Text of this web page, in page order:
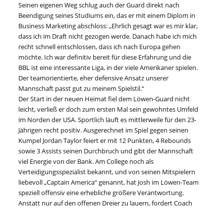
Seinen eigenen Weg schlug auch der Guard direkt nach
Beendigung seines Studiums ein, das er mit einem Diplom in
Business Marketing abschloss: „Ehrlich gesagt war es mir klar,
dass ich im Draft nicht gezogen werde. Danach habe ich mich
recht schnell entschlossen, dass ich nach Europa gehen
möchte. Ich war definitiv bereit für diese Erfahrung und die
BBL ist eine interessante Liga, in der viele Amerikaner spielen.
Der teamorientierte, eher defensive Ansatz unserer
Mannschaft passt gut zu meinem Spielstil.“
Der Start in der neuen Heimat fiel dem Löwen-Guard nicht
leicht, verließ er doch zum ersten Mal sein gewohntes Umfeld
im Norden der USA. Sportlich läuft es mittlerweile für den 23-
Jährigen recht positiv. Ausgerechnet im Spiel gegen seinen
Kumpel Jordan Taylor feiert er mit 12 Punkten, 4 Rebounds
sowie 3 Assists seinen Durchbruch und gibt der Mannschaft
viel Energie von der Bank. Am College noch als
Verteidigungsspezialist bekannt, und von seinen Mitspielern
liebevoll „Captain America“ genannt, hat Josh im Löwen-Team
speziell offensiv eine erhebliche größere Verantwortung.
Anstatt nur auf den offenen Dreier zu lauern, fordert Coach